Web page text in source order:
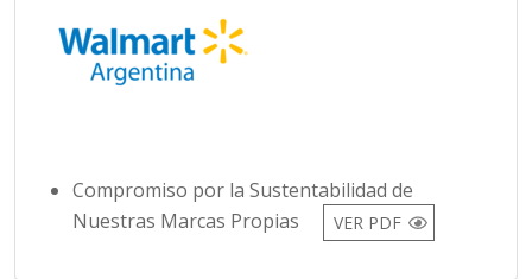
Compromiso por la Sustentabilidad de
Nuestras Marcas Propias
VER PDF